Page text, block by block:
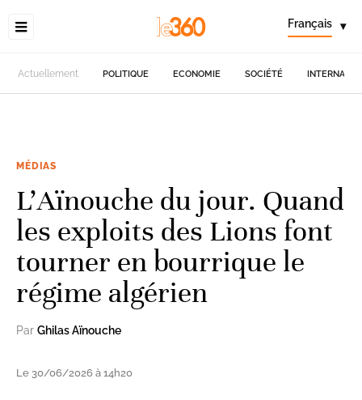
Français ▾
Actuellement POLITIQUE ECONOMIE SOCIÉTÉ
MÉDIAS
L’Aïnouche du jour. Quand
les exploits des Lions font
tourner en bourrique le
régime algérien
Par Ghilas Aïnouche
Le 30/06/2026 à 14h20